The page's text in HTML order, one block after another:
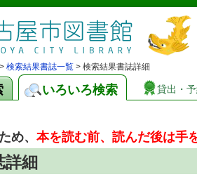
> 検索結果書誌一覧 > 検索結果書誌詳細
いろいろ検索 貸出・
め、本を読む前、読んだ後は手
詳細